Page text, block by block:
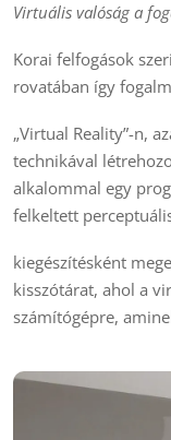
Virtuális valóság a
Korai felfogások
rovatában így
„Virtual Reality”-n,
technikával
alkalommal egy
felkeltett
kiegészítésként
kisszótárat, ahol a
számítógépre,